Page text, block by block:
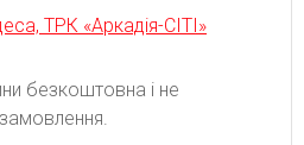
ТРК «Аркадія-СІТІ»
безкоштовна і не